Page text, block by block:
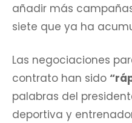
añadir más
siete que ya ha
Las negociaciones
contrato han sido
palabras del
deportiva y